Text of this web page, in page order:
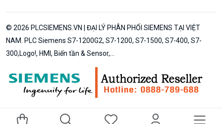
© 2026 PLCSIEMENS.VN | ĐẠI LÝ PHÂN PHỐI SIEMENS TẠI VIỆT
NAM. PLC Siemens S7-1200G2, S7-1200, S7-1500, S7-400, S7-
300,Logo!, HMI, Biến tần & Sensor,...